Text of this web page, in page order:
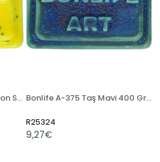
Bonlife CR-103 Benekli Limon Sarı 400 Gr Seramik Artistik Sır Bonlife A-375 Taş Mavi 400 Gr Seramik Artistik Sır
R25324
9,27€